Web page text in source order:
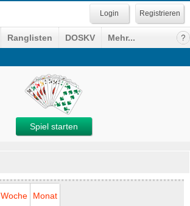
Registrieren
Ranglisten DOSKV
Mehr...
Spiel starten
Woche Monat